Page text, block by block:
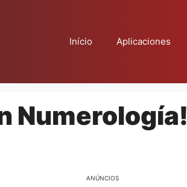
Início Aplicaciones
Numerología!
ANÚNCIOS